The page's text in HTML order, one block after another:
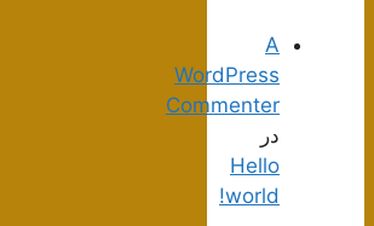
A
WordPress
Commenter
در
Hello
world!